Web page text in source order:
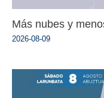
Más nubes y
2026-08-09